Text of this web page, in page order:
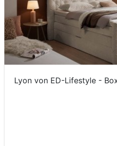
Lyon von ED-Lifestyle -